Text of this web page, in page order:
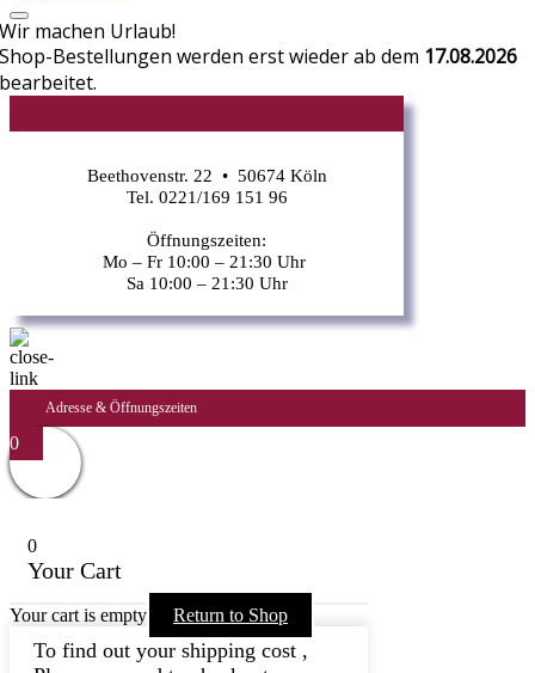
Wir machen Urlaub!
Shop-Bestellungen werden erst wieder ab dem 17.08.2026
bearbeitet.
Beethovenstr. 22 • 50674 Köln
Tel. 0221/169 151 96
Öffnungszeiten:
Mo – Fr 10:00 – 21:30 Uhr
Sa 10:00 – 21:30 Uhr
Adresse & Öffnungszeiten
0
0
Your Cart
Your cart is empty Return to Shop
To find out your shipping cost ,